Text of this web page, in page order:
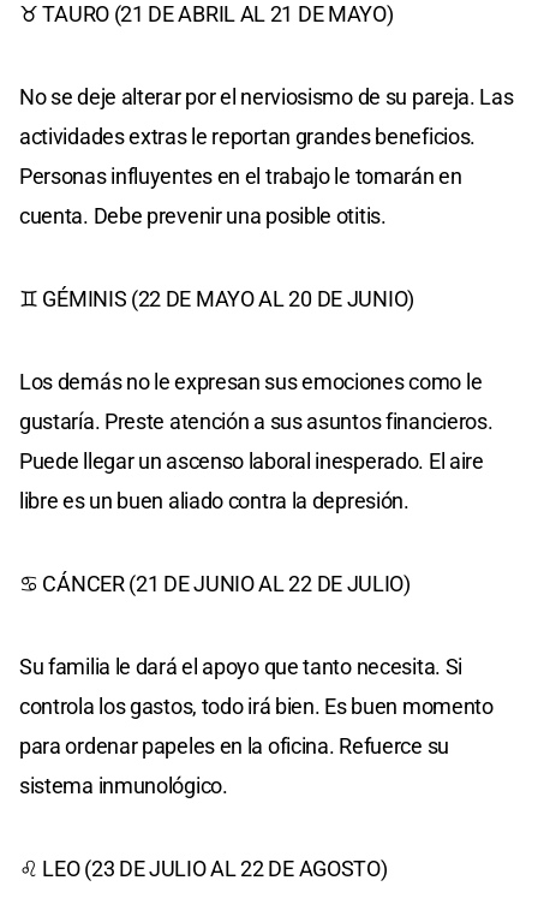
♉ TAURO (21 DE ABRIL AL 21 DE MAYO)
No se deje alterar por el nerviosismo de su pareja. Las
actividades extras le reportan grandes beneficios.
Personas influyentes en el trabajo le tomarán en
cuenta. Debe prevenir una posible otitis.
♊ GÉMINIS (22 DE MAYO AL 20 DE JUNIO)
Los demás no le expresan sus emociones como le
gustaría. Preste atención a sus asuntos financieros.
Puede llegar un ascenso laboral inesperado. El aire
libre es un buen aliado contra la depresión.
♋ CÁNCER (21 DE JUNIO AL 22 DE JULIO)
Su familia le dará el apoyo que tanto necesita. Si
controla los gastos, todo irá bien. Es buen momento
para ordenar papeles en la oficina. Refuerce su
sistema inmunológico.
♌ LEO (23 DE JULIO AL 22 DE AGOSTO)